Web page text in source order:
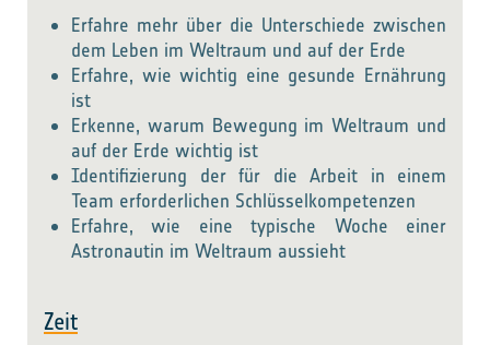
Erfahre mehr über die Unterschiede zwischen
dem Leben im Weltraum und auf der Erde
Erfahre, wie wichtig eine gesunde Ernährung
ist
Erkenne, warum Bewegung im Weltraum und
auf der Erde wichtig ist
Identifizierung der für die Arbeit in einem
Team erforderlichen Schlüsselkompetenzen
Erfahre, wie eine typische Woche einer
Astronautin im Weltraum aussieht
Zeit